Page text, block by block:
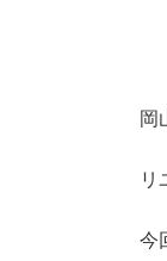
岡
リ
今